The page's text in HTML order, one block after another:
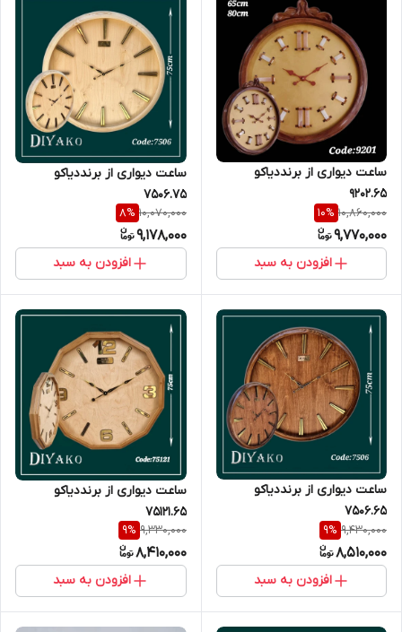
ساعت دیواری از برنددیاکو
9202.65
10,860,000
10%
9,770,000
افزودن به سبد
ساعت دیواری از برنددیاکو
7506.75
10,070,000
8%
9,178,000
افزودن به سبد
ساعت دیواری از برنددیاکو
7506.65
9,430,000
9%
8,510,000
افزودن به سبد
ساعت دیواری از برنددیاکو
75121.65
9,330,000
9%
8,410,000
افزودن به سبد